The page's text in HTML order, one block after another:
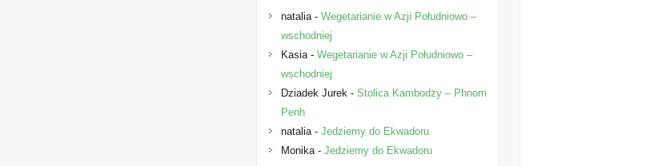
natalia- Wegetarianie w Azji Południowo –
wschodniej
Kasia- Wegetarianie w Azji Południowo –
wschodniej
Dziadek Jurek- Stolica Kambodży – Phnom
Penh
natalia- Jedziemy do Ekwadoru
Monika- Jedziemy do Ekwadoru